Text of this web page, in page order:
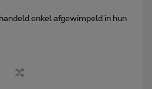
enkel afgewimpeld in hun